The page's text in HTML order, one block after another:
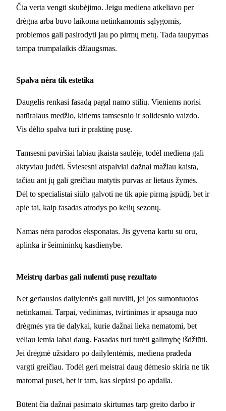
Čia verta vengti skubėjimo. Jeigu mediena atkeliavo per
drėgna arba buvo laikoma netinkamomis sąlygomis,
problemos gali pasirodyti jau po pirmų metų. Tada taupymas
tampa trumpalaikis džiaugsmas.
Spalva nėra tik estetika
Daugelis renkasi fasadą pagal namo stilių. Vieniems norisi
natūralaus medžio, kitiems tamsesnio ir solidesnio vaizdo.
Vis dėlto spalva turi ir praktinę pusę.
Tamsesni paviršiai labiau įkaista saulėje, todėl mediena gali
aktyviau judėti. Šviesesni atspalviai dažnai mažiau kaista,
tačiau ant jų gali greičiau matytis purvas ar lietaus žymės.
Dėl to specialistai siūlo galvoti ne tik apie pirmą įspūdį, bet ir
apie tai, kaip fasadas atrodys po kelių sezonų.
Namas nėra parodos eksponatas. Jis gyvena kartu su oru,
aplinka ir šeimininkų kasdienybe.
Meistrų darbas gali nulemti pusę rezultato
Net geriausios dailylentės gali nuvilti, jei jos sumontuotos
netinkamai. Tarpai, vėdinimas, tvirtinimas ir apsauga nuo
drėgmės yra tie dalykai, kurie dažnai lieka nematomi, bet
vėliau lemia labai daug. Fasadas turi turėti galimybę išdžiūti.
Jei drėgmė užsidaro po dailylentėmis, mediena pradeda
vargti greičiau. Todėl geri meistrai daug dėmesio skiria ne tik
matomai pusei, bet ir tam, kas slepiasi po apdaila.
Būtent čia dažnai pasimato skirtumas tarp greito darbo ir